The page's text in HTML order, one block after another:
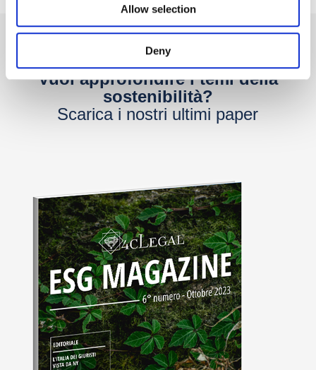
Allow selection
Deny
Vuoi approfondire i temi della
sostenibilità?
Scarica i nostri ultimi paper